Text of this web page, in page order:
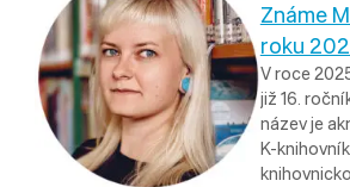
Známe
roku
V roce
již 16.
název je
K-